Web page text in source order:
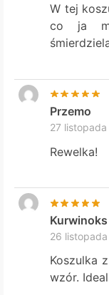
W tej
co ja
Przemo
27
Rewelka!
Kurwinoks
26
Koszulka
wzór.